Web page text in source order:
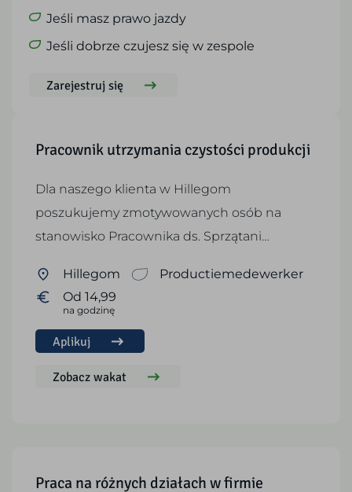
Jeśli masz prawo jazdy
Jeśli dobrze czujesz się w zespole
Zarejestruj się
Pracownik utrzymania czystości produkcji
Dla naszego klienta w Hillegom
poszukujemy zmotywowanych osób na
stanowisko Pracownika ds. Sprzątani…
Hillegom
Productiemedewerker
Od 14,99
na godzinę
Aplikuj
Zobacz wakat
Praca na różnych działach w firmie